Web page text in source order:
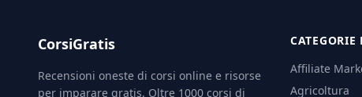
CorsiGratis
Recensioni oneste di corsi online e risorse
per imparare gratis. Oltre 1000 corsi di
CATEGORIE
Affiliate
Agricoltura